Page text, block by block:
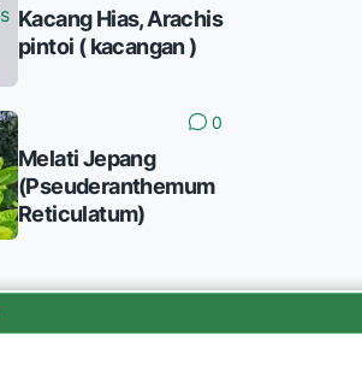
Kacang Hias, Arachis
pintoi ( kacangan )
0
Melati Jepang
(Pseuderanthemum
Reticulatum)